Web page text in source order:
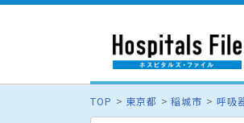
TOP 東京都 稲城市 呼吸